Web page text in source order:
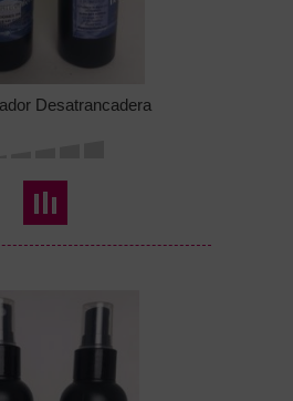
Desatrancadera